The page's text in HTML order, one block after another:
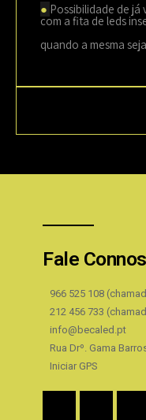
● Possibilidade de
com a fita de leds
quando a mesma
Fale
966 525 108
212 456 733
info@becaled.pt
Rua Drº. Gama
Iniciar GPS